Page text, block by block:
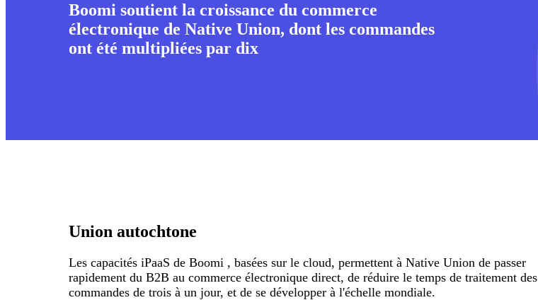
Boomi soutient la croissance du commerce
électronique de Native Union, dont les commandes
ont été multipliées par dix
Union autochtone
Les capacités iPaaS de Boomi , basées sur le cloud, permettent à Native Union de passer
rapidement du B2B au commerce électronique direct, de réduire le temps de traitement des
commandes de trois à un jour, et de se développer à l'échelle mondiale.